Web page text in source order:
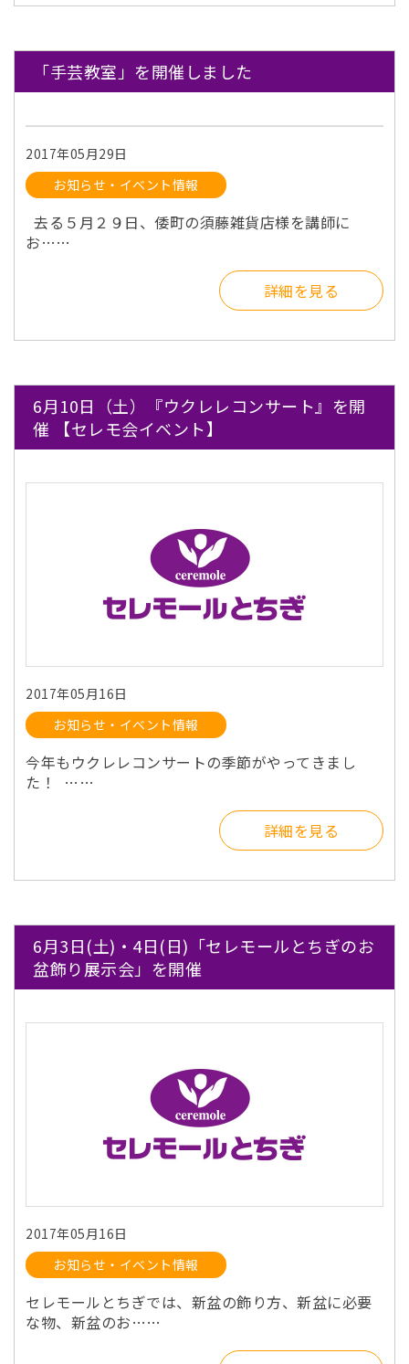
「手芸教室」を開催しました
2017年05月29日
お知らせ・イベント情報
去る５月２９日、倭町の須藤雑貨店様を講師に
お……
詳細を見る
6月10日（土）『ウクレレコンサート』を開
催 【セレモ会イベント】
2017年05月16日
お知らせ・イベント情報
今年もウクレレコンサートの季節がやってきまし
た！ ……
詳細を見る
6月3日(土)・4日(日)「セレモールとちぎのお
盆飾り展示会」を開催
2017年05月16日
お知らせ・イベント情報
セレモールとちぎでは、新盆の飾り方、新盆に必要
な物、新盆のお……